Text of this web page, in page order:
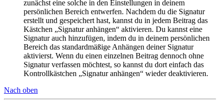
zunächst eine solche in den Einstellungen in deinem
persönlichen Bereich entwerfen. Nachdem du die Signatur
erstellt und gespeichert hast, kannst du in jedem Beitrag das
Kästchen „Signatur anhängen“ aktivieren. Du kannst eine
Signatur auch hinzufügen, indem du in deinem persönlichen
Bereich das standardmäßige Anhängen deiner Signatur
aktivierst. Wenn du einen einzelnen Beitrag dennoch ohne
Signatur verfassen möchtest, so kannst du dort einfach das
Kontrollkästchen „Signatur anhängen“ wieder deaktivieren.
Nach oben